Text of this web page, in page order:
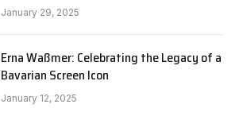
January 29, 2025
Erna Waßmer: Celebrating the Legacy of a
Bavarian Screen Icon
January 12, 2025